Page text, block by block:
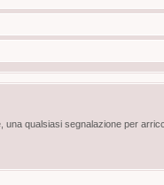
una qualsiasi segnalazione per